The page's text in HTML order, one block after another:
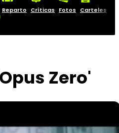
Reparto Críticas Fotos Carteles
Zero'